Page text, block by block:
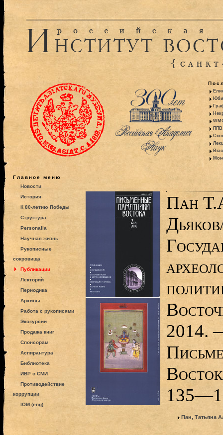
ППВ
Главное меню
Новости
История
К 80-летию Победы
Структура
Personalia
Научная жизнь
Рукописные
сокровища
Публикации
Лекторий
Периодика
Архивы
Работа с рукописями
Экскурсии
Продажа книг
Спонсорам
Аспирантура
Библиотека
ИВР в СМИ
Противодействие
коррупции
IOM (eng)
Пан
2014.
Пан, Татьяна